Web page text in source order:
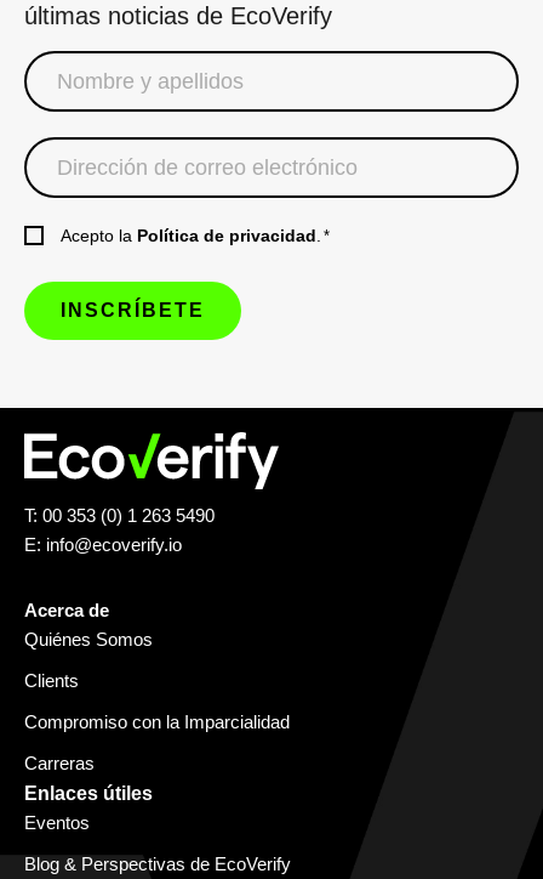
últimas noticias de EcoVerify
Acepto la Política de privacidad *
T: 00 353 (0) 1 263 5490
E: info@ecoverify.io
Acerca de
Quiénes Somos
Clients
Compromiso con la Imparcialidad
Carreras
Enlaces útiles
Eventos
Blog & Perspectivas de EcoVerify